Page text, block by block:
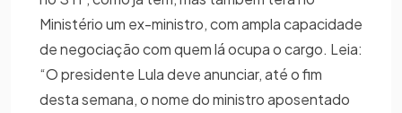
Ministério um ex-ministro, com ampla capacidade
de negociação com quem lá ocupa o cargo. Leia:
“O presidente Lula deve anunciar, até o fim
desta semana, o nome do ministro aposentado